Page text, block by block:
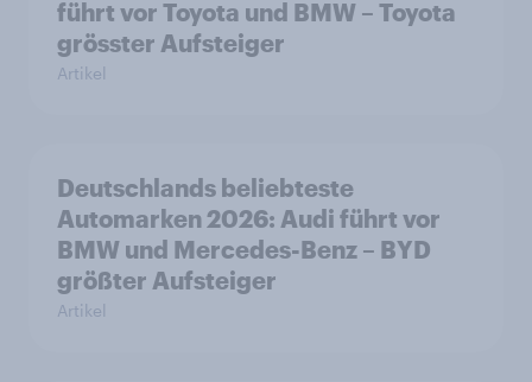
führt vor Toyota und BMW – Toyota
grösster Aufsteiger
Artikel
Deutschlands beliebteste
Automarken 2026: Audi führt vor
BMW und Mercedes-Benz – BYD
größter Aufsteiger
Artikel